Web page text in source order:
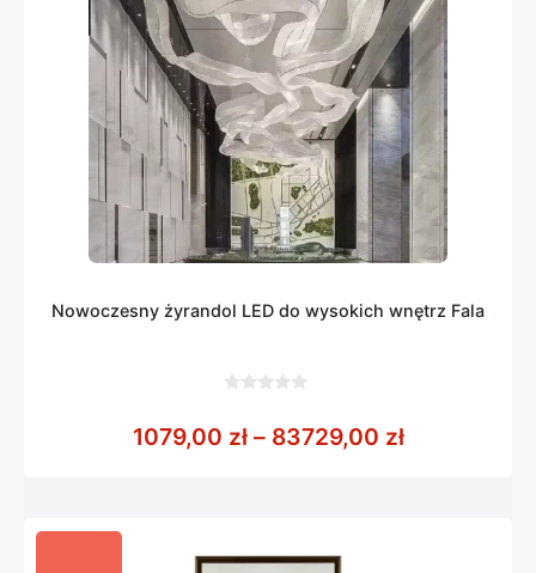
Nowoczesny żyrandol LED do wysokich wnętrz Fala
5
1079,00 zł – 83729,00 złZakres